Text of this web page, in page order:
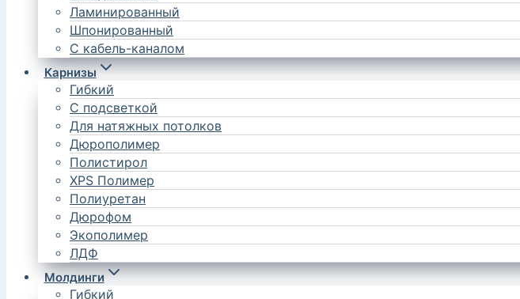
Ламинированный
Шпонированный
С кабель-каналом
Карнизы
Гибкий
С подсветкой
Для натяжных потолков
Дюрополимер
Полистирол
XPS Полимер
Полиуретан
Дюрофом
Экополимер
ЛДФ
Молдинги
Гибкий